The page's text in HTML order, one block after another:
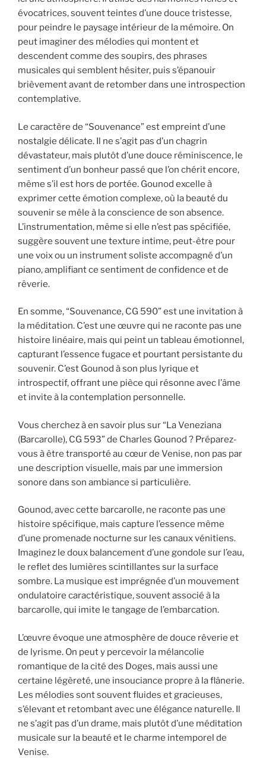
évocatrices, souvent teintes d’une douce tristesse,
pour peindre le paysage intérieur de la mémoire. On
peut imaginer des mélodies qui montent et
descendent comme des soupirs, des phrases
musicales qui semblent hésiter, puis s’épanouir
brièvement avant de retomber dans une introspection
contemplative.
Le caractère de “Souvenance” est empreint d’une
nostalgie délicate. Il ne s’agit pas d’un chagrin
dévastateur, mais plutôt d’une douce réminiscence, le
sentiment d’un bonheur passé que l’on chérit encore,
même s’il est hors de portée. Gounod excelle à
exprimer cette émotion complexe, où la beauté du
souvenir se mêle à la conscience de son absence.
L’instrumentation, même si elle n’est pas spécifiée,
suggère souvent une texture intime, peut-être pour
une voix ou un instrument soliste accompagné d’un
piano, amplifiant ce sentiment de confidence et de
rêverie.
En somme, “Souvenance, CG 590” est une invitation à
la méditation. C’est une œuvre qui ne raconte pas une
histoire linéaire, mais qui peint un tableau émotionnel,
capturant l’essence fugace et pourtant persistante du
souvenir. C’est Gounod à son plus lyrique et
introspectif, offrant une pièce qui résonne avec l’âme
et invite à la contemplation personnelle.
Vous cherchez à en savoir plus sur “La Veneziana
(Barcarolle), CG 593” de Charles Gounod ? Préparez-
vous à être transporté au cœur de Venise, non pas par
une description visuelle, mais par une immersion
sonore dans son ambiance si particulière.
Gounod, avec cette barcarolle, ne raconte pas une
histoire spécifique, mais capture l’essence même
d’une promenade nocturne sur les canaux vénitiens.
Imaginez le doux balancement d’une gondole sur l’eau,
le reflet des lumières scintillantes sur la surface
sombre. La musique est imprégnée d’un mouvement
ondulatoire caractéristique, souvent associé à la
barcarolle, qui imite le tangage de l’embarcation.
L’œuvre évoque une atmosphère de douce rêverie et
de lyrisme. On peut y percevoir la mélancolie
romantique de la cité des Doges, mais aussi une
certaine légèreté, une insouciance propre à la flânerie.
Les mélodies sont souvent fluides et gracieuses,
s’élevant et retombant avec une élégance naturelle. Il
ne s’agit pas d’un drame, mais plutôt d’une méditation
musicale sur la beauté et le charme intemporel de
Venise.